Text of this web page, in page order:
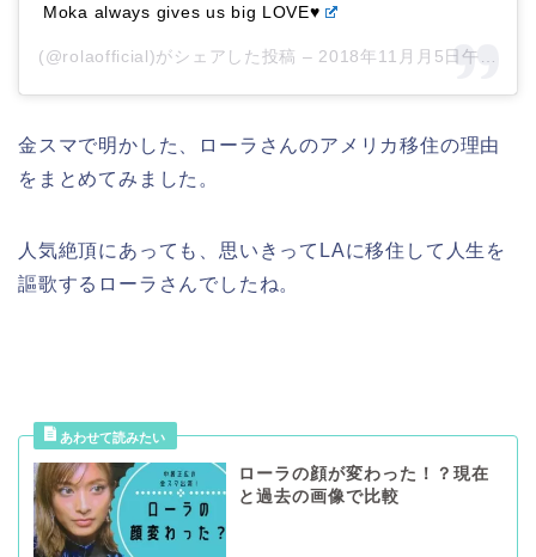
Moka always gives us big LOVE♥️
(@rolaofficial)がシェアした投稿 – 2018年11月月5日午前12時02分PST
金スマで明かした、ローラさんのアメリカ移住の理由
をまとめてみました。
人気絶頂にあっても、思いきってLAに移住して人生を
謳歌するローラさんでしたね。
ローラの顔が変わった！？現在
と過去の画像で比較